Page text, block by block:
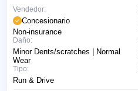
Vendedor:
Concesionario
Non-insurance
Daño:
Minor Dents/scratches | Normal
Wear
Tipo:
Run & Drive